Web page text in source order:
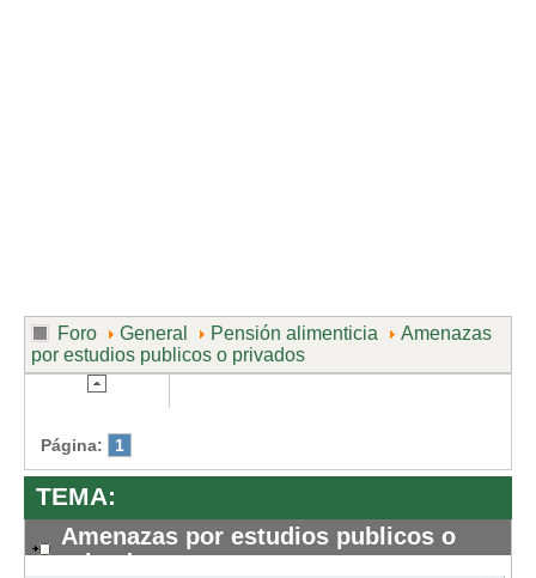
Foro General Pensión alimenticia
Amenazas
por estudios publicos o privados
Página: 1
TEMA:
Amenazas por estudios publicos o
privados